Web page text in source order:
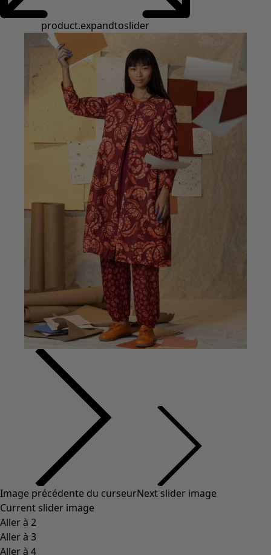
Styles de vétements
Vêtements en lin
Robes de style hippie
Grandes Tailles
Vêtements hippies
Une mode scandinave
Superpositions
Des carreaux à foison
Vêtements bio
Un design suédois
Vêtements bohèmes
Des vêtements pour les soirées fraîches
Coton
Coton biologique
Maillots de bain et vêtements de plage
Vêtements de fête
Collections
Dans l'univers du kimono
Monsoon
Étendues champêtres